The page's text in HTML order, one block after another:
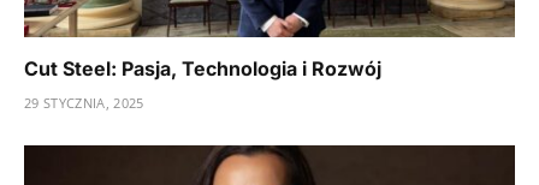
Cut Steel: Pasja, Technologia i Rozwój
29 STYCZNIA, 2025